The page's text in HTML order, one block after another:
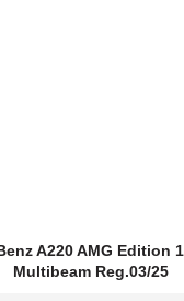
A220 AMG Edition
Multibeam Reg.03/25